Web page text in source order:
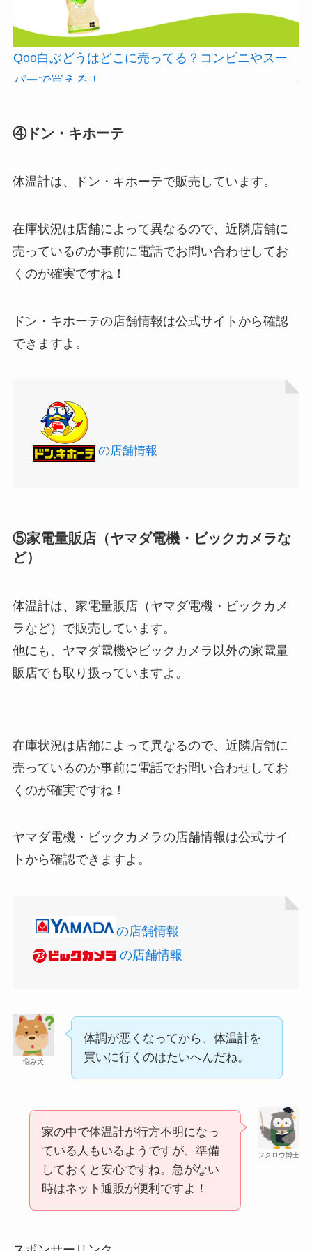
シャチハタはどこに売ってる？100均やロフトで買
あずきバーこしあんはどこで売ってる？コンビニ
には売ってない？
冷凍ペットボトルはどこに売ってる？ドンキやセ
マックカードはどこで買える？Amazonや金券ショ
ップに売ってる！
五家宝はどこで買える？取扱店はスーパーや百貨
店！
スーツケースカバーはどこに売ってる？100均（ダ
イソー）やドンキで買える！
Qoo白ぶどうはどこに売ってる？コンビニやスー
パーで買える！
ストレッチポールはどこで買える？取扱店は100均
やニトリ？
アサイーの冷凍はどこに売ってる？コストコや業
食紅はどこで買える？ダイソーやセリアなどの100
均で売ってる？
インソールはどこに売ってる？100均やドラッグス
トアで買える！
LANケーブルはどこで買える？ドンキや100均に売
ってる！
④ドン・キホーテ
体温計は、ドン・キホーテで販売しています。
在庫状況は店舗によって異なるので、近隣店舗に
売っているのか事前に電話でお問い合わせしてお
くのが確実ですね！
ドン・キホーテの店舗情報は公式サイトから確認
できますよ。
の店舗情報
⑤家電量販店（ヤマダ電機・ビックカメラな
ど）
体温計は、家電量販店（ヤマダ電機・ビックカメ
ラなど）で販売しています。
他にも、ヤマダ電機やビックカメラ以外の家電量
販店でも取り扱っていますよ。
在庫状況は店舗によって異なるので、近隣店舗に
売っているのか事前に電話でお問い合わせしてお
くのが確実ですね！
ヤマダ電機・ビックカメラの店舗情報は公式サイ
トから確認できますよ。
の店舗情報
の店舗情報
悩み犬
体調が悪くなってから、体温計を
買いに行くのはたいへんだね。
フクロウ博士
家の中で体温計が行方不明になっ
ている人もいるようですが、準備
しておくと安心ですね。急がない
時はネット通販が便利ですよ！